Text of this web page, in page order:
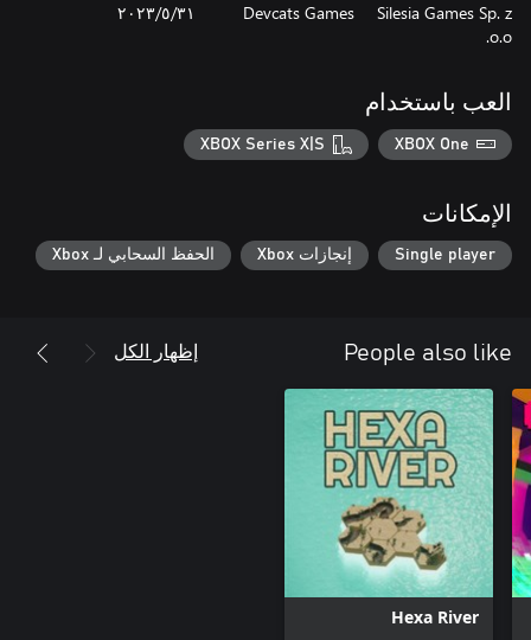
Silesia Games Sp. z
o.o.
Devcats Games ٣١‏/٥‏/٢٠٢٣
العب باستخدام
XBOX One
XBOX Series X|S
الإمكانات
Single player إنجازات Xbox الحفظ السحابي لـ Xbox
People also like إظهار الكل
Hexa River